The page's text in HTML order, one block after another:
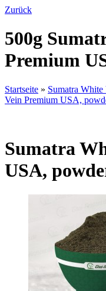
Zurück
500g
Premium
Startseite » Sumatra
Vein Premium USA,
Sumatra
USA,